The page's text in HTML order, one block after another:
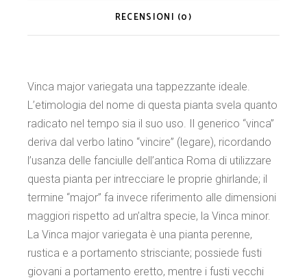
RECENSIONI (0)
Vinca major variegata una tappezzante ideale.
L’etimologia del nome di questa pianta svela quanto
radicato nel tempo sia il suo uso. Il generico “vinca”
deriva dal verbo latino “vincire” (legare), ricordando
l’usanza delle fanciulle dell’antica Roma di utilizzare
questa pianta per intrecciare le proprie ghirlande; il
termine “major” fa invece riferimento alle dimensioni
maggiori rispetto ad un’altra specie, la Vinca minor.
La Vinca major variegata è una pianta perenne,
rustica e a portamento strisciante; possiede fusti
giovani a portamento eretto, mentre i fusti vecchi